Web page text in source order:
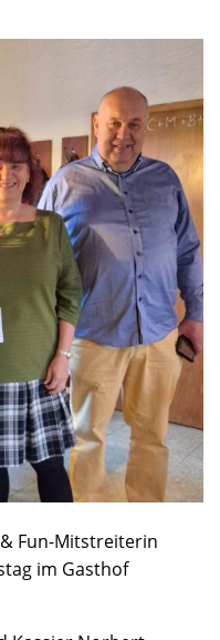
Fun-Mitstreiterin
im Gasthof